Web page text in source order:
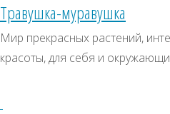
Травушка-муравушка
Мир прекрасных растений,
красоты, для себя и
Мордовник
"Alba"
Купить
Искать:
СКИДКИ, АКЦИИ